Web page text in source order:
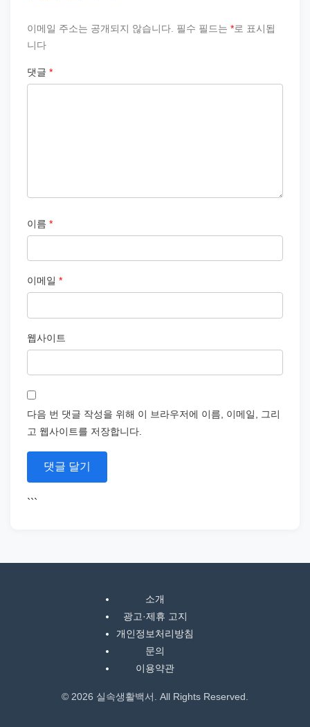
이메일 주소는 공개되지 않습니다. 필수 필드는 *로 표시됩
니다
댓글 *
이름 *
이메일 *
웹사이트
다음 번 댓글 작성을 위해 이 브라우저에 이름, 이메일, 그리
고 웹사이트를 저장합니다.
```
소개
광고·제휴 고지
개인정보처리방침
문의
이용약관
© 2026 실속생활백서. All Rights Reserved.